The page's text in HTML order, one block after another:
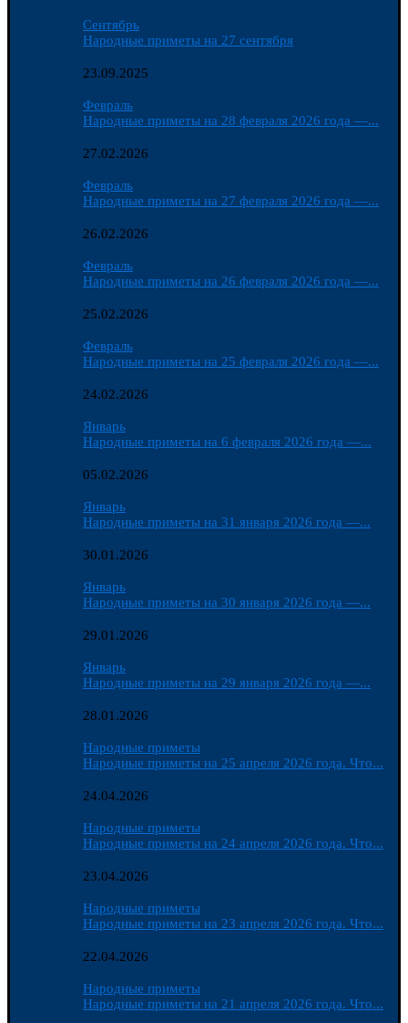
Сентябрь
Народные приметы на 27 сентября
23.09.2025
Февраль
Народные приметы на 28 февраля 2026 года —...
27.02.2026
Февраль
Народные приметы на 27 февраля 2026 года —...
26.02.2026
Февраль
Народные приметы на 26 февраля 2026 года —...
25.02.2026
Февраль
Народные приметы на 25 февраля 2026 года —...
24.02.2026
Январь
Народные приметы на 6 февраля 2026 года —...
05.02.2026
Январь
Народные приметы на 31 января 2026 года —...
30.01.2026
Январь
Народные приметы на 30 января 2026 года —...
29.01.2026
Январь
Народные приметы на 29 января 2026 года —...
28.01.2026
Народные приметы
Народные приметы на 25 апреля 2026 года. Что...
24.04.2026
Народные приметы
Народные приметы на 24 апреля 2026 года. Что...
23.04.2026
Народные приметы
Народные приметы на 23 апреля 2026 года. Что...
22.04.2026
Народные приметы
Народные приметы на 21 апреля 2026 года. Что...